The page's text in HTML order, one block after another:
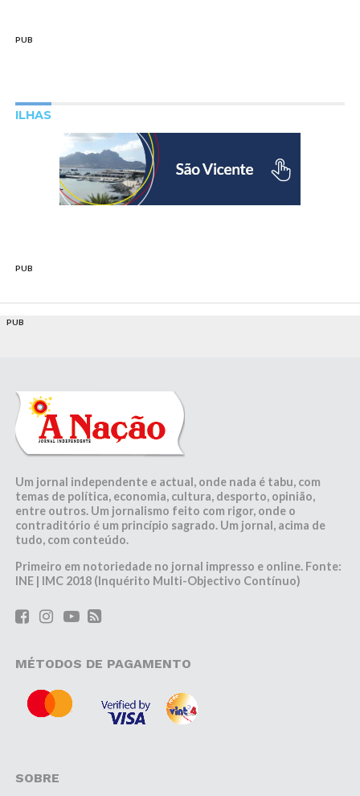
PUB
ILHAS
PUB
PUB
Um jornal independente e actual, onde nada é tabu, com
temas de política, economia, cultura, desporto, opinião,
entre outros. Um jornalismo feito com rigor, onde o
contraditório é um princípio sagrado. Um jornal, acima de
tudo, com conteúdo.
Primeiro em notoriedade no jornal impresso e online. Fonte:
INE | IMC 2018 (Inquérito Multi-Objectivo Contínuo)
MÉTODOS DE PAGAMENTO
SOBRE